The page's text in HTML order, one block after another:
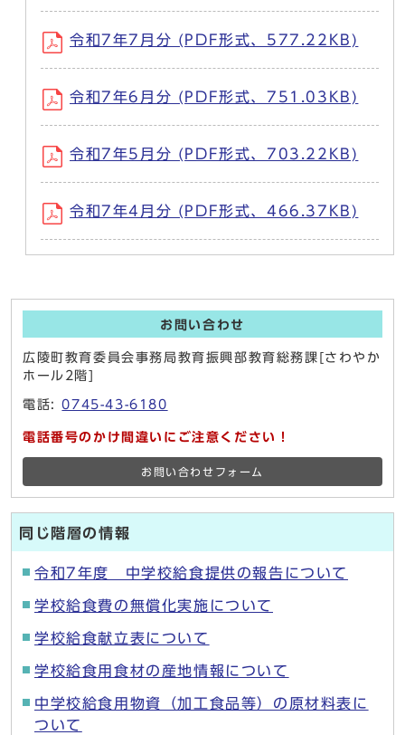
令和7年7月分 (PDF形式、577.22KB)
令和7年6月分 (PDF形式、751.03KB)
令和7年5月分 (PDF形式、703.22KB)
令和7年4月分 (PDF形式、466.37KB)
お問い合わせ
広陵町教育委員会事務局教育振興部教育総務課[さわやか
ホール2階]
電話:0745-43-6180
電話番号のかけ間違いにご注意ください！
お問い合わせフォーム
同じ階層の情報
令和7年度 中学校給食提供の報告について
学校給食費の無償化実施について
学校給食献立表について
学校給食用食材の産地情報について
中学校給食用物資（加工食品等）の原材料表に
ついて